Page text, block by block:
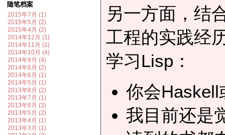
随笔档案
2015年7月 (1)
2015年5月 (2)
2015年4月 (2)
2014年12月 (1)
2014年11月 (1)
2014年10月 (4)
2014年9月 (4)
2014年8月 (2)
2014年6月 (1)
2014年5月 (1)
2013年8月 (2)
2013年7月 (1)
2013年6月 (3)
2013年5月 (2)
2013年4月 (1)
2013年3月 (1)
另一方面，结
工程的实践经
学习Lisp：
你会Haskell
我目前还是